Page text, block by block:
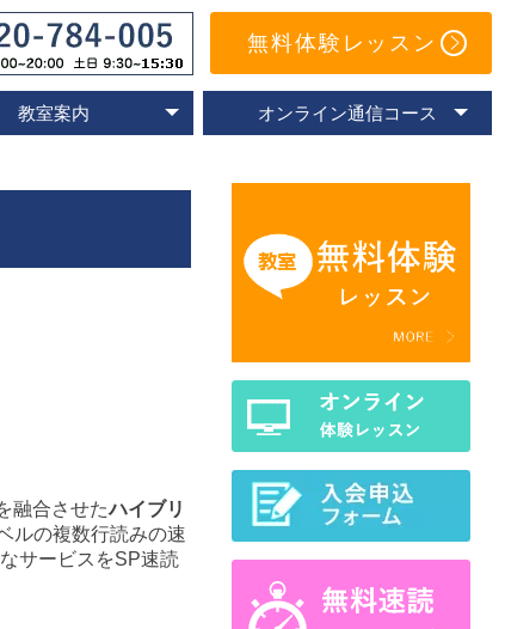
無料体験レッスン
教室案内 オンライン通信コース
融合させたハイブリ
ルの複数行読みの速
サービスをSP速読